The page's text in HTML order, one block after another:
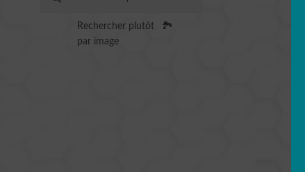
pour :
Rechercher plutôt
par image
🏞️